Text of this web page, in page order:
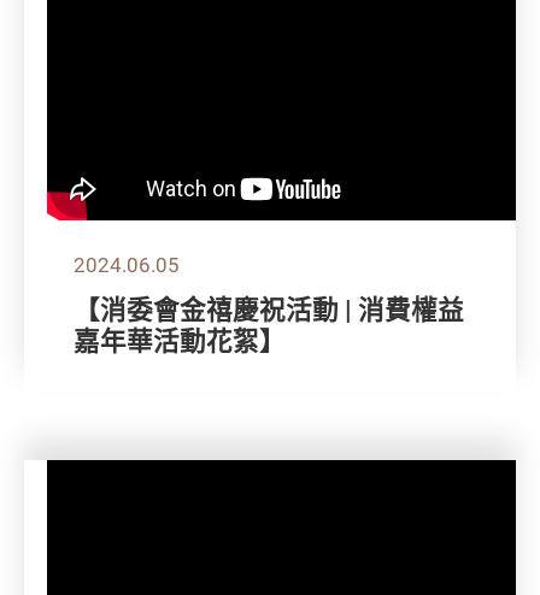
2024.06.05
【消委會金禧慶祝活動 | 消費權益
嘉年華活動花絮】